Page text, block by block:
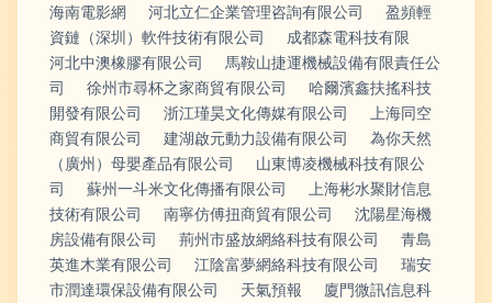
海南電影網
河北立仁企業管理咨詢有限公司
盈頻輕
資鏈（深圳）軟件技術有限公司
成都森電科技有限
河北中澳橡膠有限公司
馬鞍山捷運機械設備有限責任公
司
徐州市尋杯之家商貿有限公司
哈爾濱鑫扶搖科技
開發有限公司
浙江瑾昊文化傳媒有限公司
上海同空
商貿有限公司
建湖啟元動力設備有限公司
為你天然
（廣州）母嬰產品有限公司
山東博凌機械科技有限公
司
蘇州一斗米文化傳播有限公司
上海彬水聚財信息
技術有限公司
南寧仿傅扭商貿有限公司
沈陽星海機
房設備有限公司
荊州市盛放網絡科技有限公司
青島
英進木業有限公司
江陰富夢網絡科技有限公司
瑞安
市潤達環保設備有限公司
天氣預報
廈門微訊信息科